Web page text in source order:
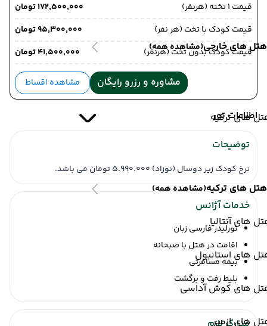
هتل های خارجی(مشاهده همه)
های ترکیه
هتل های ترکیه(مشاهده همه)
های آنتالیا
های استانبول
های کوش آداسی
های ازمیر
قیمت 1 تخته (هرنفر)
۱۷۲٬۵۰۰٬۰۰۰ تومان
قیمت کودک با تخت (هر نفر)
۹۵٬۳۰۰٬۰۰۰ تومان
قیمت کودک بدون تخت (هرنفر)
۴۱٬۵۰۰٬۰۰۰ تومان
مشاوره و رزرو رایگان مشاهده اقساط
اطلاعات تور
توضیحات
نرخ کودک زیر دوسال (نوزاد) 5.990.000 تومان می باشد.
خدمات آژانس
تورلیدر فارسی زبان
اقامت در هتل با صبحانه
بیمه مسافرتی
بلیط رفت و برگشت